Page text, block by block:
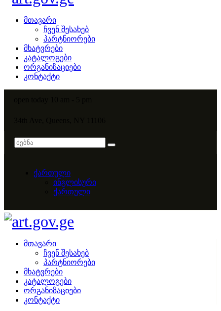
მთავარი
ჩვენ შესახებ
პარტნიორები
მხატვრები
კატალოგები
ორგანიზაციები
კონტაქტი
ქართული
ინგლისური
ქართული
მთავარი
ჩვენ შესახებ
პარტნიორები
მხატვრები
კატალოგები
ორგანიზაციები
კონტაქტი